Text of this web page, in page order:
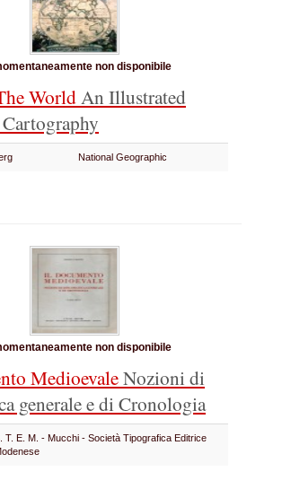
non disponibile
WorldAn Illustrated
National Geographic
non disponibile
MedioevaleNozioni di
generale e di Cronologia
T. E. M. - Mucchi - Società Tipografica Editrice